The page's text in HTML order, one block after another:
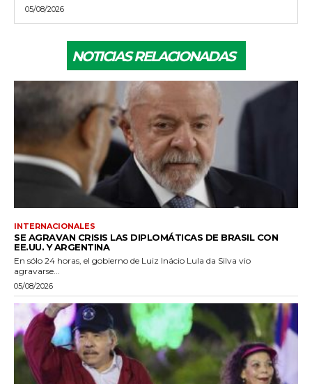
05/08/2026
NOTICIAS RELACIONADAS
INTERNACIONALES
SE AGRAVAN CRISIS LAS DIPLOMÁTICAS DE BRASIL CON
EE.UU. Y ARGENTINA
En sólo 24 horas, el gobierno de Luiz Inácio Lula da Silva vio
agravarse...
05/08/2026